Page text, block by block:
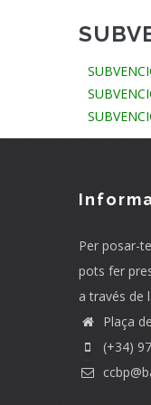
Per posar-
pots fer
a través de
Plaça
(+34)